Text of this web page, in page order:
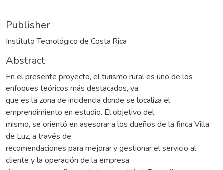
Publisher
Instituto Tecnológico de Costa Rica
Abstract
En el presente proyecto, el turismo rural es uno de los
enfoques teóricos más destacados, ya
que es la zona de incidencia donde se localiza el
emprendimiento en estudio. El objetivo del
mismo, se orientó en asesorar a los dueños de la finca Villa
de Luz, a través de
recomendaciones para mejorar y gestionar el servicio al
cliente y la operación de la empresa